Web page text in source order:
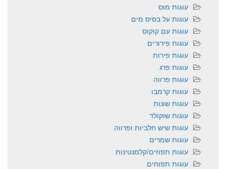
עוגות מוס
עוגות על בסיס מים
עוגות עם קוקוס
עוגות פירורים
עוגות פירות
עוגות פרג
עוגות פרווה
עוגות קרמבו
עוגות שונות
עוגות שוקולד
עוגות שיש חלביות ופרווה
עוגות שמרים
עוגות תפוזים/קלמנטינות
עוגות תפוחים